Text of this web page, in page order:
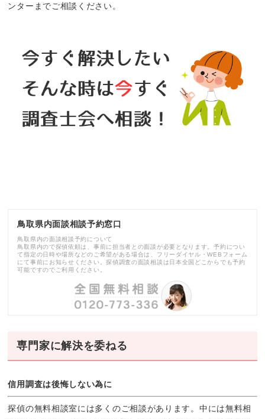
ンターまでご相談ください。
鳥取県内面談相談予約窓口
鳥取県内の面談相談予約について
鳥取県内ので探偵依頼は、事前に担当者との面談が必要となります。予約につい
て指定の日時や場所などのご希望がある場合は、フリーダイヤル・WEBフォーム
にて事前にお知らせください。探偵調査の面談相談は日本全国どこからでも予約
可能ですのでご利用ください。
専門家に解決を委ねる
信用調査は後悔しない為に
探偵の無料相談室には多くのご相談があります。中には無料相